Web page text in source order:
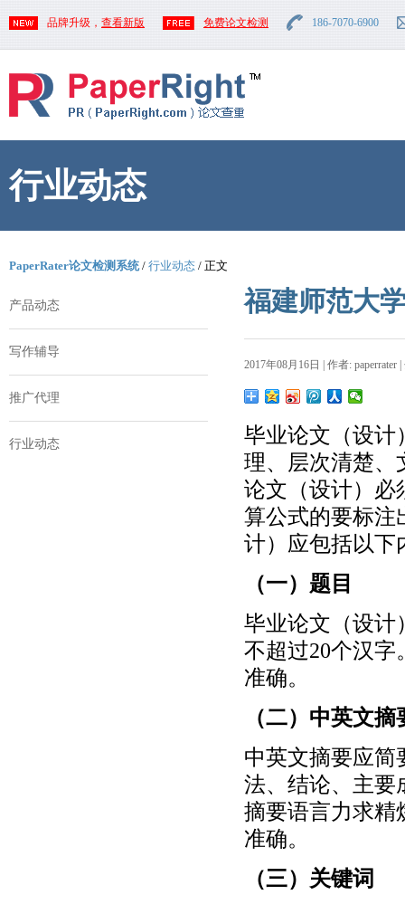
品牌升级， 查看新版 免费论文检测 186-7070-6900
行业动态
PaperRater论文检测系统/ 行业动态 / 正文
产品动态
写作辅导
推广代理
行业动态
福建师范大
2017年08月16日 | 作者: paperrater
毕业论文（设计
理、层次清楚、
论文（设计）必
算公式的要标注
计）应包括以下
（一）题目
毕业论文（设计
不超过20个汉
准确。
（二）中英文摘
中英文摘要应简
法、结论、主要
摘要语言力求精
准确。
（三）关键词